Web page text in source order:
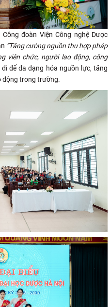
đoàn Viện Công nghệ Dược
“Tăng cường nguồn thu hợp pháp
viên chức, người lao động, công
để đa dạng hóa nguồn lực, tăng
động trong trường.